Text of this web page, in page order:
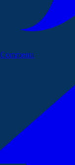
Commenta